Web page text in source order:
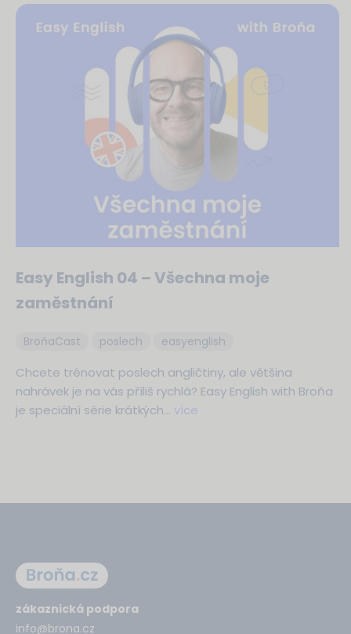
Easy English 04 – Všechna moje
zaměstnání
BroňaCast poslech easyenglish
Chcete trénovat poslech angličtiny, ale většina
nahrávek je na vás příliš rychlá? Easy English with Broňa
je speciální série krátkých… více
zákaznická podpora
info@brona.cz